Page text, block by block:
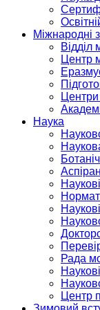
Міжнародні
Відділ
Центр
Центри
Наука
Рада
Центр